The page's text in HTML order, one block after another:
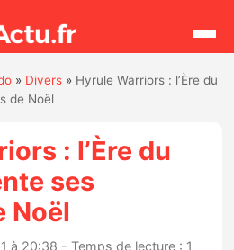
» Divers » Hyrule Warriors : l’Ère du
de Noël
: l’Ère du
ses
Noël
à 20:38 - Temps de lecture : 1